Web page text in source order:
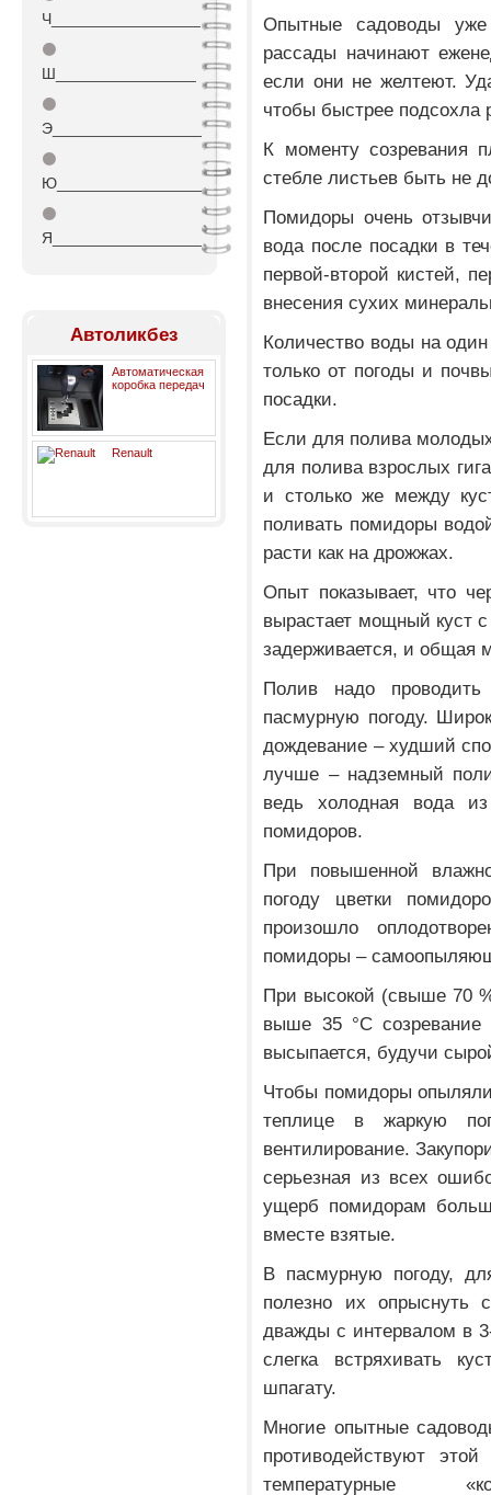
Ч_________________
⚫
Ш________________
⚫
Э_________________
⚫
Ю_________________
⚫
Я_________________
Автоликбез
Автоматическая
коробка передач
Renault
Опытные садоводы
рассады начинают
если они не желтеют.
чтобы быстрее подсохла
К моменту созревания
стебле листьев быть не
Помидоры очень
вода после посадки в
первой-второй кистей,
внесения сухих
Количество воды на
только от погоды и
посадки.
Если для полива
для полива взрослых
и столько же между
поливать помидоры
расти как на дрожжах.
Опыт показывает, что
вырастает мощный куст
задерживается, и общая
Полив надо
пасмурную погоду.
дождевание – худший
лучше – надземный
ведь холодная вода
помидоров.
При повышенной
погоду цветки
произошло
помидоры –
При высокой (свыше 70
выше 35 °С созревание
высыпается, будучи
Чтобы помидоры
теплице в жаркую
вентилирование.
серьезная из всех
ущерб помидорам
вместе взятые.
В пасмурную погоду,
полезно их опрыснуть
дважды с интервалом в
слегка встряхивать
шпагату.
Многие опытные
противодействуют
температурные